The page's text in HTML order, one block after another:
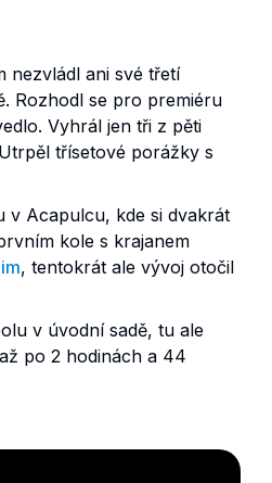
nezvládl ani své třetí
Rozhodl se pro premiéru
Vyhrál jen tři z pěti
třísetové porážky s
v Acapulcu, kde si dvakrát
kole s krajanem
, tentokrát ale vývoj otočil
v úvodní sadě, tu ale
po 2 hodinách a 44